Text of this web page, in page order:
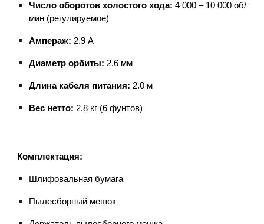
Число оборотов холостого хода: 4 000 – 10 000 об/
мин (регулируемое)
Ампераж: 2.9 А
Диаметр орбиты: 2.6 мм
Длина кабеля питания: 2.0 м
Вес нетто: 2.8 кг (6 фунтов)
Комплектация:
Шлифовальная бумага
Пылесборный мешок